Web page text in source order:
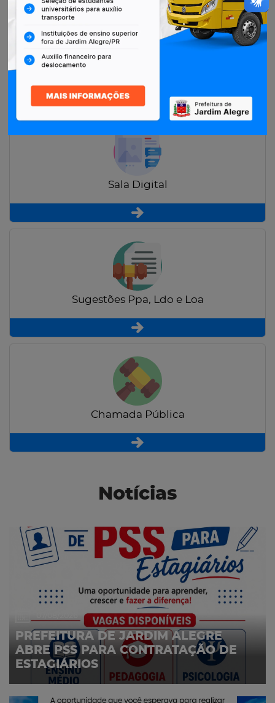
Restituição de Contribuintes
Sala Digital
Sugestões Ppa, Ldo e Loa
Chamada Pública
Notícias
PREFEITURA DE JARDIM ALEGRE
ABRE PSS PARA CONTRATAÇÃO DE
ESTAGIÁRIOS